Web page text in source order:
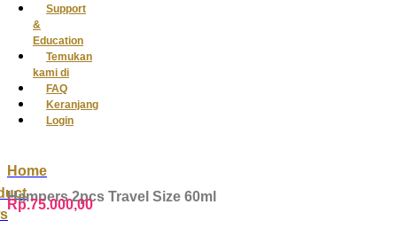
Support
&
Education
Temukan
kami di
FAQ
Keranjang
Login
Home
Hampers 2pcs Travel Size 60ml
Rp.75.000,00